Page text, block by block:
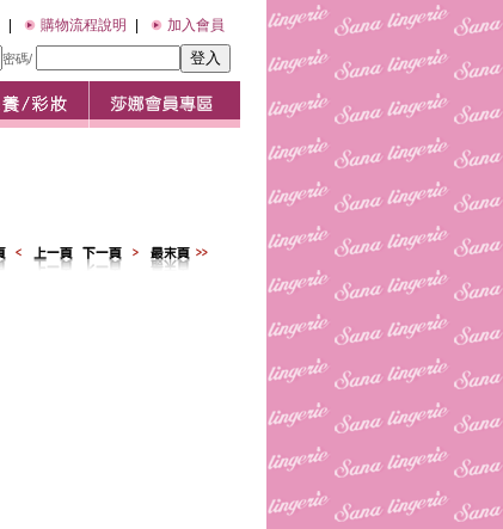
購物流程說明 加入會員
密碼/